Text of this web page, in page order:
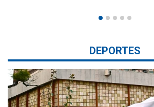
DEPORTES